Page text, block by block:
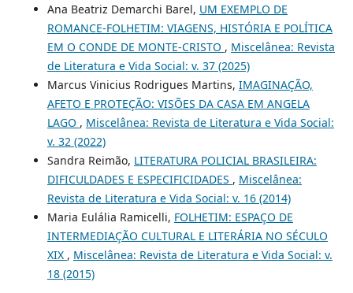
Ana Beatriz Demarchi Barel, UM EXEMPLO DE
ROMANCE-FOLHETIM: VIAGENS, HISTÓRIA E POLÍTICA
EM O CONDE DE MONTE-CRISTO , Miscelânea: Revista
de Literatura e Vida Social: v. 37 (2025)
Marcus Vinicius Rodrigues Martins, IMAGINAÇÃO,
AFETO E PROTEÇÃO: VISÕES DA CASA EM ANGELA
LAGO , Miscelânea: Revista de Literatura e Vida Social:
v. 32 (2022)
Sandra Reimão, LITERATURA POLICIAL BRASILEIRA:
DIFICULDADES E ESPECIFICIDADES , Miscelânea:
Revista de Literatura e Vida Social: v. 16 (2014)
Maria Eulália Ramicelli, FOLHETIM: ESPAÇO DE
INTERMEDIAÇÃO CULTURAL E LITERÁRIA NO SÉCULO
XIX , Miscelânea: Revista de Literatura e Vida Social: v.
18 (2015)